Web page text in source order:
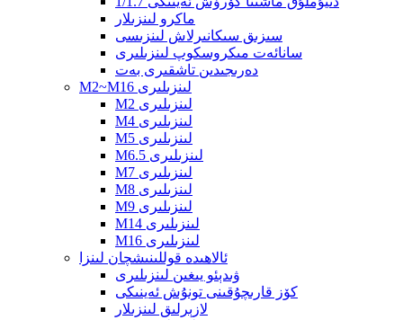
ماكرو لىنزىلار
سىزىق سىكانىرلاش لىنزىسى
سانائەت مىكروسكوپ لىنزىلىرى
دەرىجىدىن تاشقىرى بەت
M2~M16 لىنزىلىرى
M2 لىنزىلىرى
M4 لىنزىلىرى
M5 لىنزىلىرى
M6.5 لىنزىلىرى
M7 لىنزىلىرى
M8 لىنزىلىرى
M9 لىنزىلىرى
M14 لىنزىلىرى
M16 لىنزىلىرى
ئالاھىدە قوللىنىشچان لىنزا
ۋىدېئو يىغىن لىنزىلىرى
كۆز قارىچۇقىنى تونۇش ئەينىكى
لازېرلىق لىنزىلار